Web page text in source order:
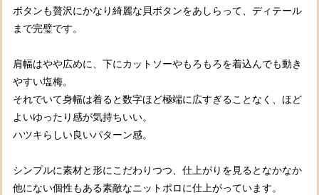
ボタンも贅沢にかなり綺麗な貝ボタンをあしらって、ディテール
まで完璧です。
肩幅はやや広めに、下にカットソーやもろもろを着込んでも動き
やすい塩梅。
それでいて身幅は着ると数字ほど極端に広すぎることなく、ほど
よいゆったり感が気持ちいい。
ハツキらしい良いパターン感。
シンプルに素材と形にこだわりつつ、仕上がりを見るとなかなか
他にない個性もある素敵なニットポロに仕上がっています。